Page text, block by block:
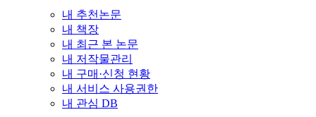
내 추천논문
내 책장
내 최근 본 논문
내 저작물관리
내 구매·신청 현황
내 서비스 사용권한
내 관심 DB